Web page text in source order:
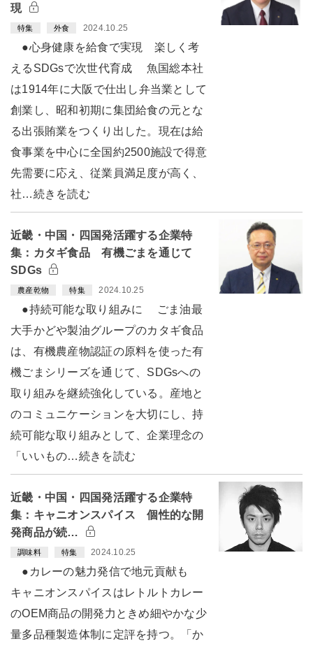
現
特集 外食 2024.10.25
●心身健康を給食で実現 楽しく考
えるSDGsで次世代育成 魚国総本社
は1914年に大阪で仕出し弁当業として
創業し、昭和初期に集団給食の元とな
る出張賄業をつくり出した。現在は給
食事業を中心に全国約2500施設で得意
先需要に応え、従業員満足度が高く、
社…続きを読む
近畿・中国・四国発活躍する企業特
集：カタギ食品 有機ごまを通じて
SDGs
農産乾物 特集 2024.10.25
●持続可能な取り組みに ごま油最
大手かどや製油グループのカタギ食品
は、有機農産物認証の原料を使った有
機ごまシリーズを通じて、SDGsへの
取り組みを継続強化している。産地と
のコミュニケーションを大切にし、持
続可能な取り組みとして、企業理念の
「いいもの…続きを読む
近畿・中国・四国発活躍する企業特
集：キャニオンスパイス 個性的な開
発商品が続…
調味料 特集 2024.10.25
●カレーの魅力発信で地元貢献も
キャニオンスパイスはレトルトカレー
のOEM商品の開発力ときめ細やかな少
量多品種製造体制に定評を持つ。「か